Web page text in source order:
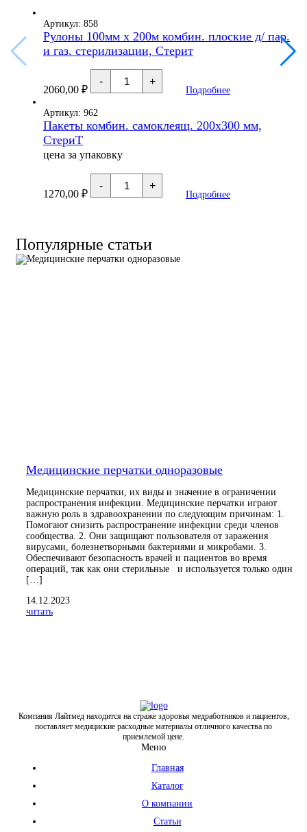
Артикул: 858
Рулоны 100мм x 200м комбин. плоские д/ пар.
и газ. стерилизации, Стерит
2060,00 ₽
-
Количество
товара
Рулоны
200м
комбин.
пар.
стерилизации,
Стерит
+
Подробнее
Артикул: 962
Пакеты комбин. самоклеящ. 200х300 мм,
СтериТ
цена за упаковку
1270,00 ₽
-
Количество
товара
Пакеты
СтериТ
+
Подробнее
Популярные статьи
Медицинские перчатки одноразовые
Медицинские перчатки, их виды и значение в ограничении
распространения инфекции. Медицинские перчатки играют
важную роль в здравоохранении по следующим причинам: 1.
Помогают снизить распространение инфекции среди членов
сообщества. 2. Они защищают пользователя от заражения
вирусами, болезнетворными бактериями и микробами. 3.
Обеспечивают безопасность врачей и пациентов во время
операций, так как они стерильные и используется только один
[…]
14.12.2023
читать
Компания Лайтмед находится на страже здоровья медработников и пациентов,
поставляет медициские расходные материалы отличного качества по
приемлемой цене.
Меню
Главная
Каталог
О компании
Статьи